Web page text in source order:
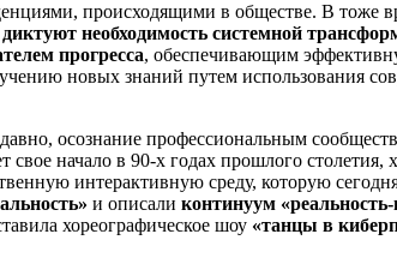
происходящими в обществе. В тоже
необходимость системной
прогресса, обеспечивающим
новых знаний путем использования
осознание профессиональным
свое начало в 90-х годах прошлого столетия,
интерактивную среду, которую
и описали континуум
хореографическое шоу «танцы в